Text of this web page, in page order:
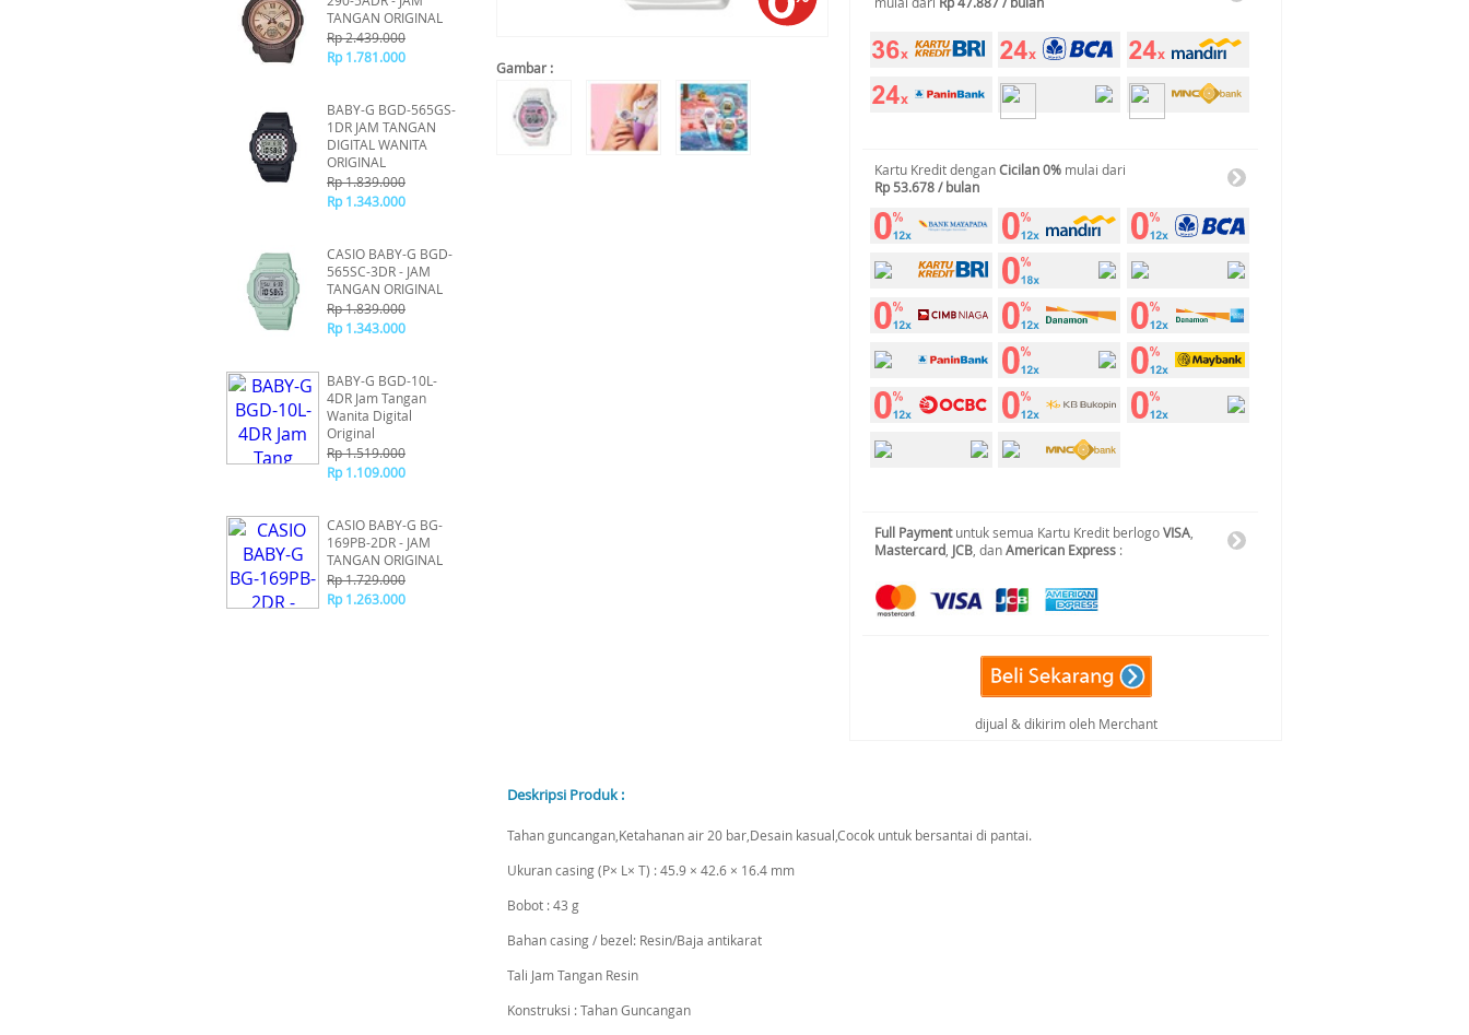
TANGAN ORIGINAL
Rp 2.439.000
Rp 1.781.000
BABY-G BGD-565GS-
1DR JAM TANGAN
DIGITAL WANITA
ORIGINAL
Rp 1.839.000
Rp 1.343.000
CASIO BABY-G BGD-
565SC-3DR - JAM
TANGAN ORIGINAL
Rp 1.839.000
Rp 1.343.000
BABY-G BGD-10L-
4DR Jam Tangan
Wanita Digital
Original
Rp 1.519.000
Rp 1.109.000
CASIO BABY-G BG-
169PB-2DR - JAM
TANGAN ORIGINAL
Rp 1.729.000
Rp 1.263.000
Gambar :
Kartu Kredit denganCicilan 0% mulai dari
Rp 53.678 / bulan
Full Paymentuntuk semua Kartu Kredit berlogoVISA
Mastercard JCB , danAmerican Express :
dijual & dikirim oleh Merchant
Deskripsi Produk :
Tahan guncangan,Ketahanan air 20 bar,Desain kasual,Cocok untuk bersantai di pantai.
Ukuran casing (P× L× T) : 45.9 × 42.6 × 16.4 mm
Bobot : 43 g
Bahan casing / bezel: Resin/Baja antikarat
Tali Jam Tangan Resin
Konstruksi : Tahan Guncangan